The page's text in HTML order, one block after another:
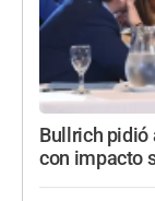
Bullrich
con impacto